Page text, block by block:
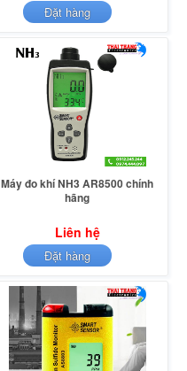
Đặt hàng
Máy đo khí NH3 AR8500 chính
hãng
Liên hệ
Đặt hàng